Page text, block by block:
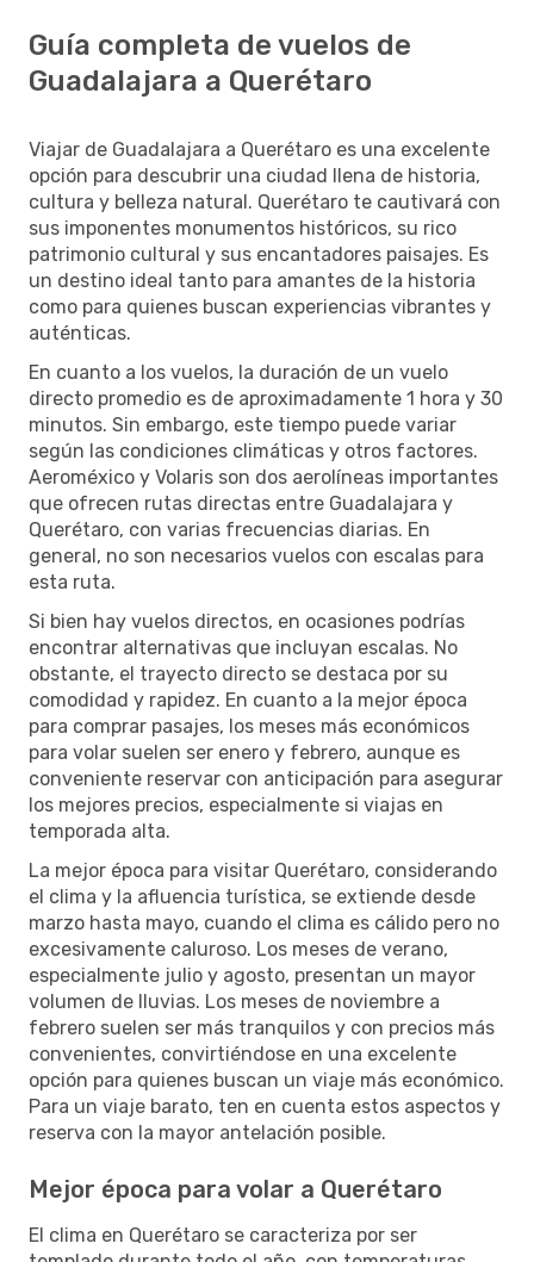
Guía completa de vuelos de
Guadalajara a Querétaro
Viajar de Guadalajara a Querétaro es una excelente
opción para descubrir una ciudad llena de historia,
cultura y belleza natural. Querétaro te cautivará con
sus imponentes monumentos históricos, su rico
patrimonio cultural y sus encantadores paisajes. Es
un destino ideal tanto para amantes de la historia
como para quienes buscan experiencias vibrantes y
auténticas.
En cuanto a los vuelos, la duración de un vuelo
directo promedio es de aproximadamente 1 hora y 30
minutos. Sin embargo, este tiempo puede variar
según las condiciones climáticas y otros factores.
Aeroméxico y Volaris son dos aerolíneas importantes
que ofrecen rutas directas entre Guadalajara y
Querétaro, con varias frecuencias diarias. En
general, no son necesarios vuelos con escalas para
esta ruta.
Si bien hay vuelos directos, en ocasiones podrías
encontrar alternativas que incluyan escalas. No
obstante, el trayecto directo se destaca por su
comodidad y rapidez. En cuanto a la mejor época
para comprar pasajes, los meses más económicos
para volar suelen ser enero y febrero, aunque es
conveniente reservar con anticipación para asegurar
los mejores precios, especialmente si viajas en
temporada alta.
La mejor época para visitar Querétaro, considerando
el clima y la afluencia turística, se extiende desde
marzo hasta mayo, cuando el clima es cálido pero no
excesivamente caluroso. Los meses de verano,
especialmente julio y agosto, presentan un mayor
volumen de lluvias. Los meses de noviembre a
febrero suelen ser más tranquilos y con precios más
convenientes, convirtiéndose en una excelente
opción para quienes buscan un viaje más económico.
Para un viaje barato, ten en cuenta estos aspectos y
reserva con la mayor antelación posible.
Mejor época para volar a Querétaro
El clima en Querétaro se caracteriza por ser